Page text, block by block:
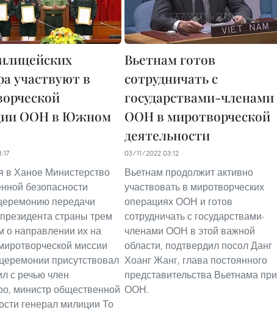
участвуют в
ООН в Южном
в Ханое Министерство
безопасности
передачи
страны трем
о направлении их на
миссии
присутствовал
с речью член
министр общественной
генерал милиции То
Вьетнам готов
сотрудничать с
государствами-членами
ООН в миротворческой
деятельности
03/11/2022 03:12
Вьетнам продолжит активно
участвовать в миротворческих
операциях ООН и готов
сотрудничать с государствами-
членами ООН в этой важной
области, подтвердил посол Данг
Хоанг Жанг, глава постоянного
представительства Вьетнама при
ООН.